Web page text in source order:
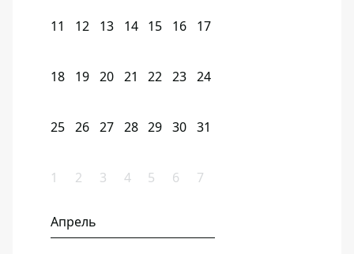
11 12 13 14 15 16 17
18 19 20 21 22 23 24
25 26 27 28 29 30 31
1 2 3 4 5 6 7
Апрель